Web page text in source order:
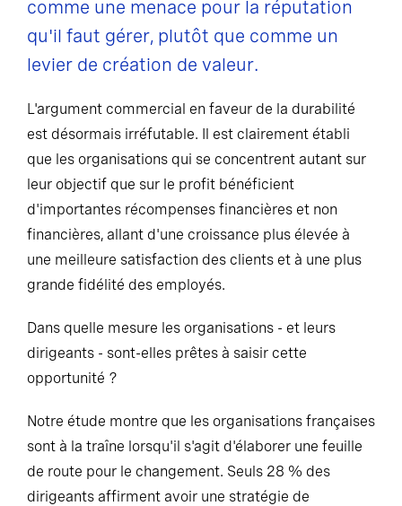
comme une menace pour la réputation
qu'il faut gérer, plutôt que comme un
levier de création de valeur.
L'argument commercial en faveur de la durabilité
est désormais irréfutable. Il est clairement établi
que les organisations qui se concentrent autant sur
leur objectif que sur le profit bénéficient
d'importantes récompenses financières et non
financières, allant d'une croissance plus élevée à
une meilleure satisfaction des clients et à une plus
grande fidélité des employés.
Dans quelle mesure les organisations - et leurs
dirigeants - sont-elles prêtes à saisir cette
opportunité ?
Notre étude montre que les organisations françaises
sont à la traîne lorsqu'il s'agit d'élaborer une feuille
de route pour le changement. Seuls 28 % des
dirigeants affirment avoir une stratégie de